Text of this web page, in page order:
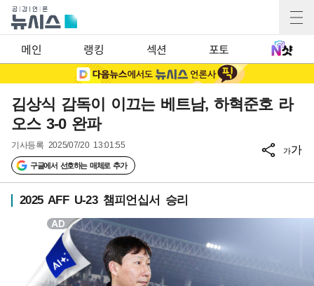
메인 랭킹 섹션 포토
김상식 감독이 이끄는 베트남, 하혁준호 라
오스 3-0 완파
기사등록 2025/07/20 13:01:55
구글에서 선호하는 매체로 추가
가가
2025 AFF U-23 챔피언십서 승리